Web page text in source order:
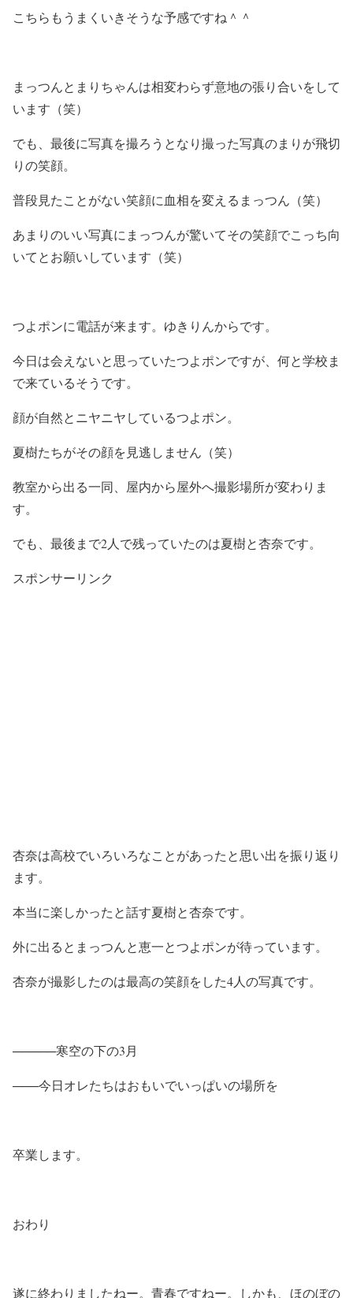
こちらもうまくいきそうな予感ですね＾＾
まっつんとまりちゃんは相変わらず意地の張り合いをして
います（笑）
でも、最後に写真を撮ろうとなり撮った写真のまりが飛切
りの笑顔。
普段見たことがない笑顔に血相を変えるまっつん（笑）
あまりのいい写真にまっつんが驚いてその笑顔でこっち向
いてとお願いしています（笑）
つよポンに電話が来ます。ゆきりんからです。
今日は会えないと思っていたつよポンですが、何と学校ま
で来ているそうです。
顔が自然とニヤニヤしているつよポン。
夏樹たちがその顔を見逃しません（笑）
教室から出る一同、屋内から屋外へ撮影場所が変わりま
す。
でも、最後まで2人で残っていたのは夏樹と杏奈です。
スポンサーリンク
杏奈は高校でいろいろなことがあったと思い出を振り返り
ます。
本当に楽しかったと話す夏樹と杏奈です。
外に出るとまっつんと恵一とつよポンが待っています。
杏奈が撮影したのは最高の笑顔をした4人の写真です。
─────寒空の下の3月
───今日オレたちはおもいでいっぱいの場所を
卒業します。
おわり
遂に終わりましたねー。青春ですねー。しかも、ほのぼの